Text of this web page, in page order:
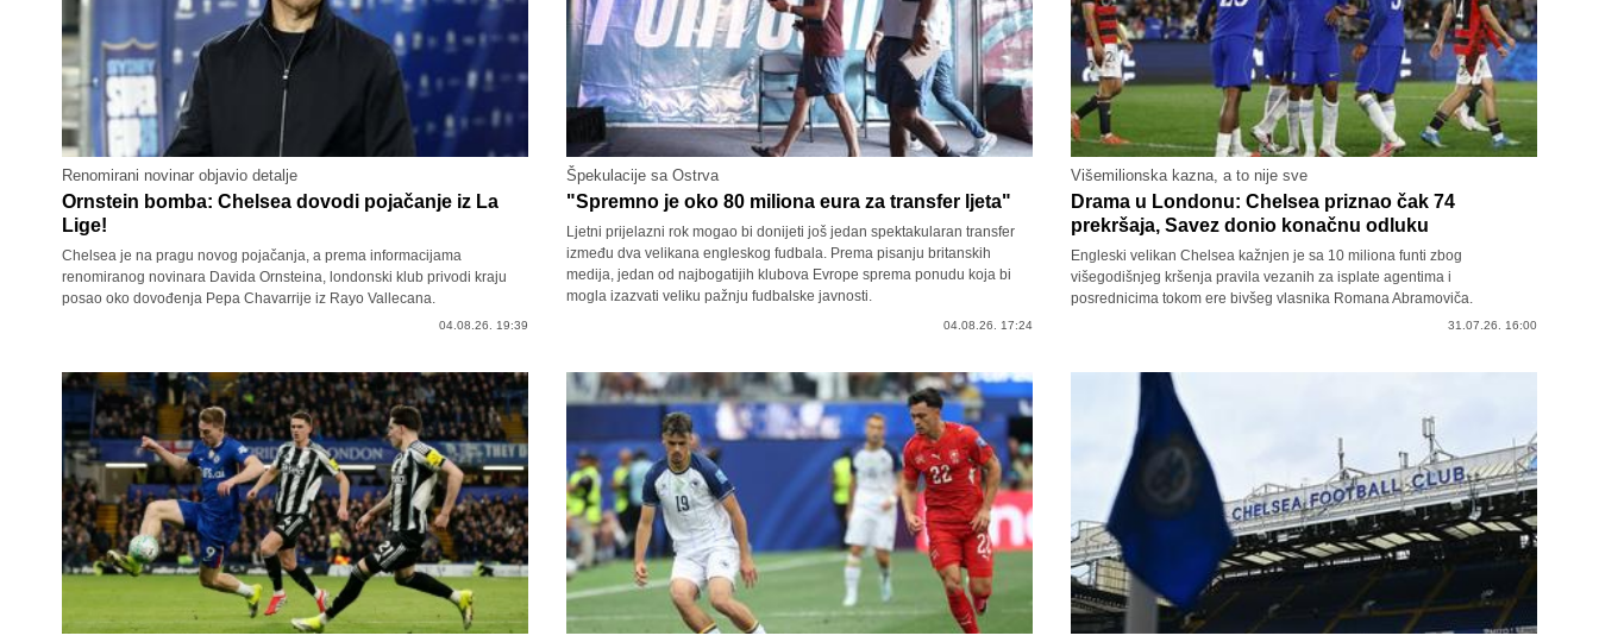
Renomirani novinar objavio detalje
Ornstein bomba: Chelsea dovodi pojačanje iz La
Lige!
Chelsea je na pragu novog pojačanja, a prema informacijama
renomiranog novinara Davida Ornsteina, londonski klub privodi kraju
posao oko dovođenja Pepa Chavarrije iz Rayo Vallecana.
04.08.26. 19:39
Špekulacije sa Ostrva
"Spremno je oko 80 miliona eura za transfer ljeta"
Ljetni prijelazni rok mogao bi donijeti još jedan spektakularan transfer
između dva velikana engleskog fudbala. Prema pisanju britanskih
medija, jedan od najbogatijih klubova Evrope sprema ponudu koja bi
mogla izazvati veliku pažnju fudbalske javnosti.
04.08.26. 17:24
Višemilionska kazna, a to nije sve
Drama u Londonu: Chelsea priznao čak 74
prekršaja, Savez donio konačnu odluku
Engleski velikan Chelsea kažnjen je sa 10 miliona funti zbog
višegodišnjeg kršenja pravila vezanih za isplate agentima i
posrednicima tokom ere bivšeg vlasnika Romana Abramoviča.
31.07.26. 16:00